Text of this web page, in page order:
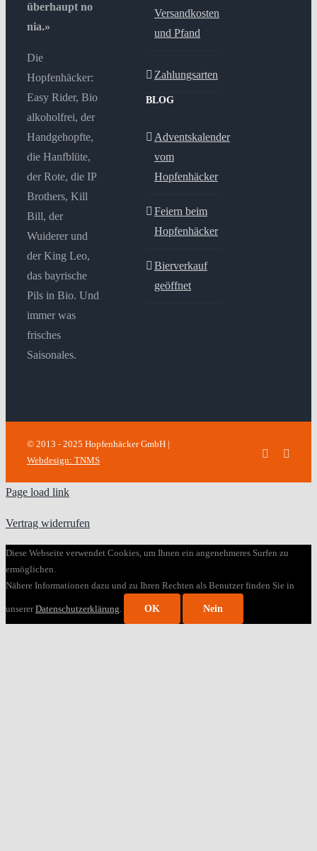
überhaupt no
nia.»
Die
Hopfenhäcker:
Easy Rider, Bio
alkoholfrei, der
Handgehopfte,
die Hanfblüte,
der Rote, die IP
Brothers, Kill
Bill, der
Wuiderer und
der King Leo,
das bayrische
Pils in Bio. Und
immer was
frisches
Saisonales.
Versandkosten
und Pfand
Zahlungsarten
BLOG
Adventskalender
vom
Hopfenhäcker
Feiern beim
Hopfenhäcker
Bierverkauf
geöffnet
© 2013 - 2025 Hopfenhäcker GmbH |
Webdesign: TNMS
Facebook
Page load link
Vertrag widerrufen
Diese Webseite verwendet Cookies, um Ihnen ein angenehmeres Surfen zu
ermöglichen.
Nähere Informationen dazu und zu Ihren Rechten als Benutzer finden Sie in
unsererDatenschutzerklärung. OK Nein